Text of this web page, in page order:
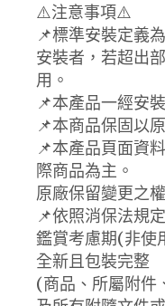
⚠️注意事項⚠️
📌標準安裝定義
安裝者，若超出
用。
📌本產品一經安
📌本商品保固以
📌本產品頁面資
際商品為主。
原廠保留變更之
📌依照消保法規
鑑賞考慮期(非使
全新且包裝完整
(商品、所屬附件